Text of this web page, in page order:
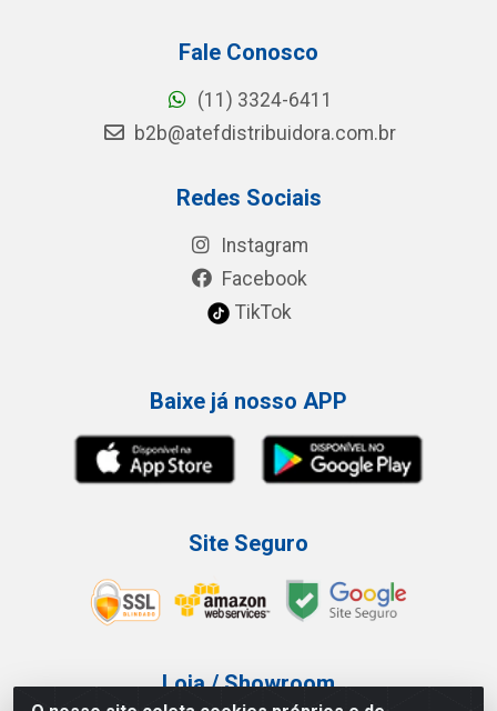
Fale Conosco
(11) 3324-6411
b2b@atefdistribuidora.com.br
Redes Sociais
Instagram
Facebook
TikTok
Baixe já nosso APP
Site Seguro
Loja / Showroom